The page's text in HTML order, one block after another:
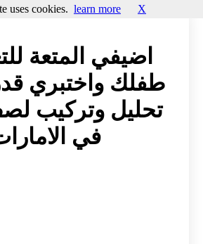
اضيفي المتعة
طفلك واختبري
تحليل وتركيب
في
uses cookies. learn more X